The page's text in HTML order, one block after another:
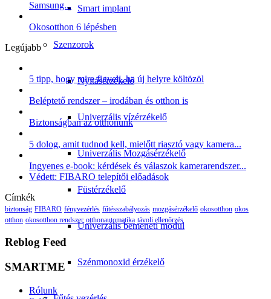
Smart implant
Szenzorok
Nyitásérzékelő
Univerzális vízérzékelő
Univerzális Mozgásérzékelő
Füstérzékelő
Univerzális bemeneti modul
Szénmonoxid érzékelő
Samsung...
Okosotthon 6 lépésben
Legújabb
5 tipp, hogy mire figyelj, ha új helyre költözöl
Beléptető rendszer – irodában és otthon is
Biztonságban az otthonunk
5 dolog, amit tudnod kell, mielőtt riasztó vagy kamera...
Ingyenes e-book: kérdések és válaszok kamerarendszer...
Védett: FIBARO telepítői előadások
Címkék
biztonság FIBARO fényvezérlés fűtésszabályozás mozgásérzékelő okosotthon okos
otthon okosotthon rendszer otthonautomatika távoli ellenőrzés
Reblog Feed
SMARTME
Rólunk